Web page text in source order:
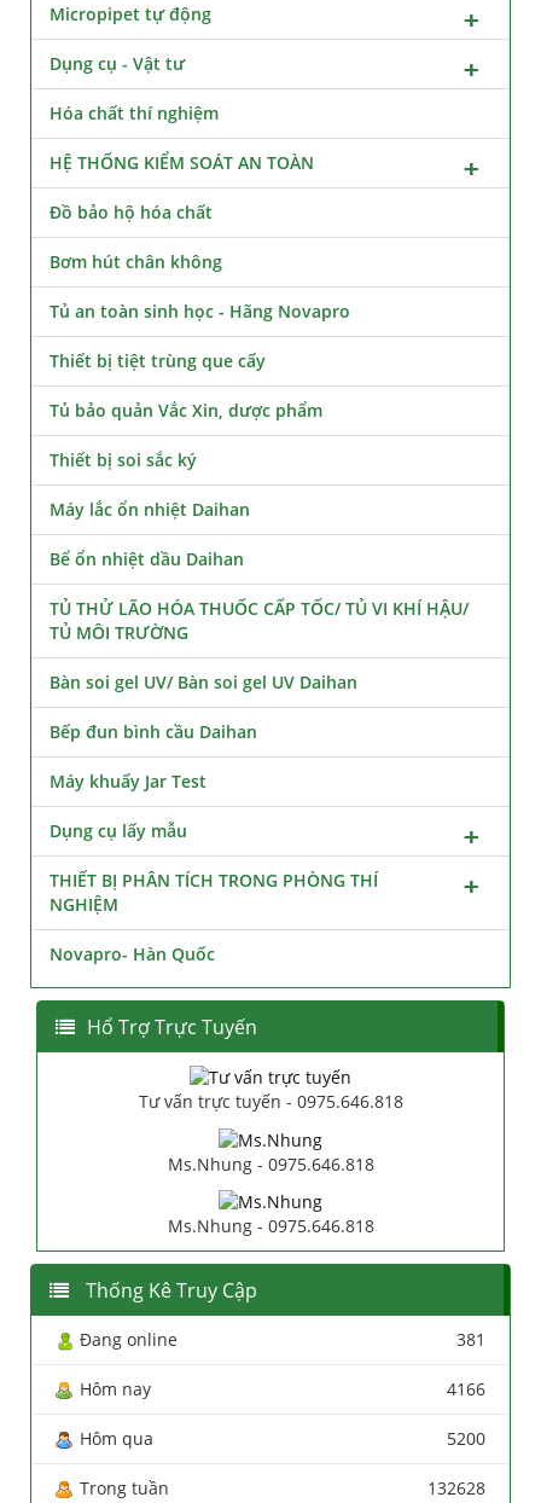
Micropipet tự động
Dụng cụ - Vật tư
Hóa chất thí nghiệm
HỆ THỐNG KIỂM SOÁT AN TOÀN
Đồ bảo hộ hóa chất
Bơm hút chân không
Tủ an toàn sinh học - Hãng Novapro
Thiết bị tiệt trùng que cấy
Tủ bảo quản Vắc Xin, dược phẩm
Thiết bị soi sắc ký
Máy lắc ổn nhiệt Daihan
Bể ổn nhiệt dầu Daihan
TỦ THỬ LÃO HÓA THUỐC CẤP TỐC/ TỦ VI KHÍ HẬU/
TỦ MÔI TRƯỜNG
Bàn soi gel UV/ Bàn soi gel UV Daihan
Bếp đun bình cầu Daihan
Máy khuấy Jar Test
Dụng cụ lấy mẫu
THIẾT BỊ PHÂN TÍCH TRONG PHÒNG THÍ
NGHIỆM
Novapro- Hàn Quốc
Hổ Trợ Trực Tuyến
Tư vấn trực tuyến - 0975.646.818
Ms.Nhung - 0975.646.818
Ms.Nhung - 0975.646.818
Thống Kê Truy Cập
Đang online 381
Hôm nay 4166
Hôm qua 5200
Trong tuần 132628